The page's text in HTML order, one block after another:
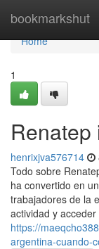
bookmarkshut
Home
Home
1
henrixjva576714
Todo sobre
ha convertido en
trabajadores de la
actividad y
https://
argentina-cuando-